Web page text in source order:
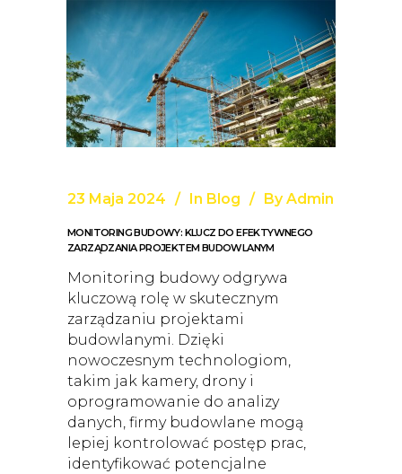
23 Maja 2024 In Blog By Admin
MONITORING BUDOWY: KLUCZ DO EFEKTYWNEGO
ZARZĄDZANIA PROJEKTEM BUDOWLANYM
Monitoring budowy odgrywa
kluczową rolę w skutecznym
zarządzaniu projektami
budowlanymi. Dzięki
nowoczesnym technologiom,
takim jak kamery, drony i
oprogramowanie do analizy
danych, firmy budowlane mogą
lepiej kontrolować postęp prac,
identyfikować potencjalne